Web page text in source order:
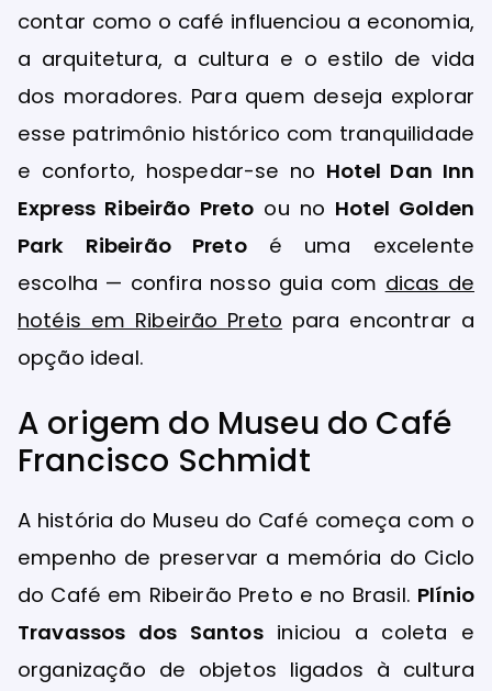
contar como o café influenciou a economia,
a arquitetura, a cultura e o estilo de vida
dos moradores. Para quem deseja explorar
esse patrimônio histórico com tranquilidade
e conforto, hospedar-se no Hotel Dan Inn
Express Ribeirão Preto ou no Hotel Golden
Park Ribeirão Pretoé uma excelente
escolha — confira nosso guia com dicas de
hotéis em Ribeirão Preto para encontrar a
opção ideal.
A origem do Museu do Café
Francisco Schmidt
A história do Museu do Café começa com o
empenho de preservar a memória do Ciclo
do Café em Ribeirão Preto e no Brasil. Plínio
Travassos dos Santosiniciou a coleta e
organização de objetos ligados à cultura